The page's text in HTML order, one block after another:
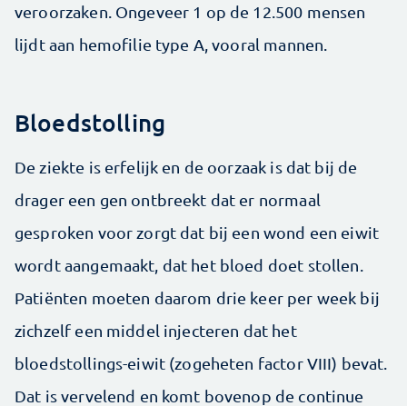
veroorzaken. Ongeveer 1 op de 12.500 mensen
lijdt aan hemofilie type A, vooral mannen.
Bloedstolling
De ziekte is erfelijk en de oorzaak is dat bij de
drager een gen ontbreekt dat er normaal
gesproken voor zorgt dat bij een wond een eiwit
wordt aangemaakt, dat het bloed doet stollen.
Patiënten moeten daarom drie keer per week bij
zichzelf een middel injecteren dat het
bloedstollings-eiwit (zogeheten factor VIII) bevat.
Dat is vervelend en komt bovenop de continue